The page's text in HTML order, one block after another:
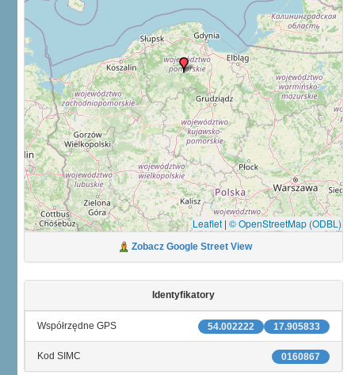
Leaflet | © OpenStreetMap (ODBL)
Zobacz Google Street View
Identyfikatory
17.905833
54.002222
Współrzędne GPS
0160867
Kod SIMC